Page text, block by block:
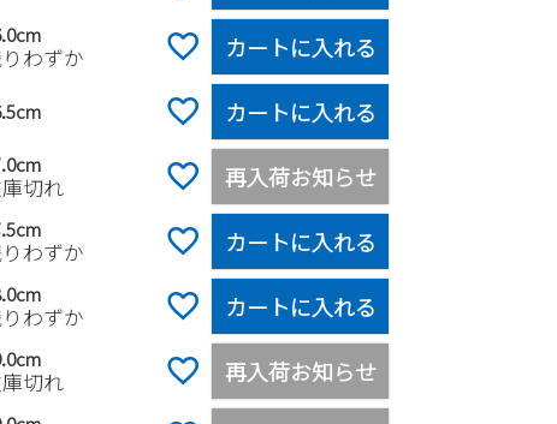
わずか カートに入れる
カートに入れる
切れ 再入荷お知らせ
わずか カートに入れる
わずか カートに入れる
切れ 再入荷お知らせ